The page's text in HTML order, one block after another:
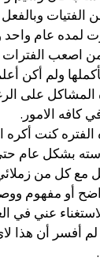
الفتيات
لمده عام واحد
من اصعب
ولم أكن
على
كافه الامور.
كنت أكره
بشكل عام
مع كل من
أو مفهوم
عني في
أفسر أن هذا